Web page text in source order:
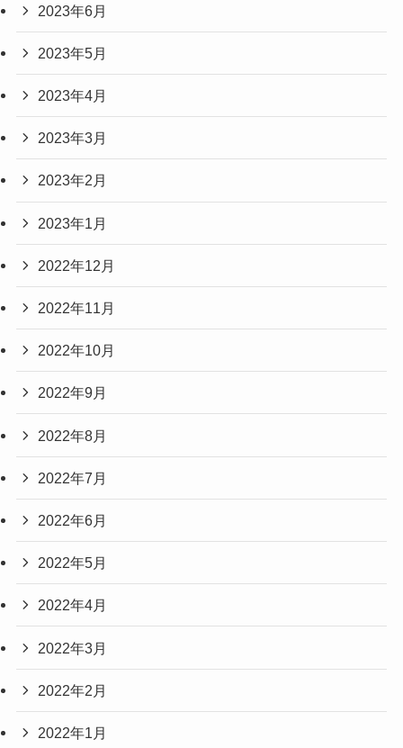
2023年6月
2023年5月
2023年4月
2023年3月
2023年2月
2023年1月
2022年12月
2022年11月
2022年10月
2022年9月
2022年8月
2022年7月
2022年6月
2022年5月
2022年4月
2022年3月
2022年2月
2022年1月